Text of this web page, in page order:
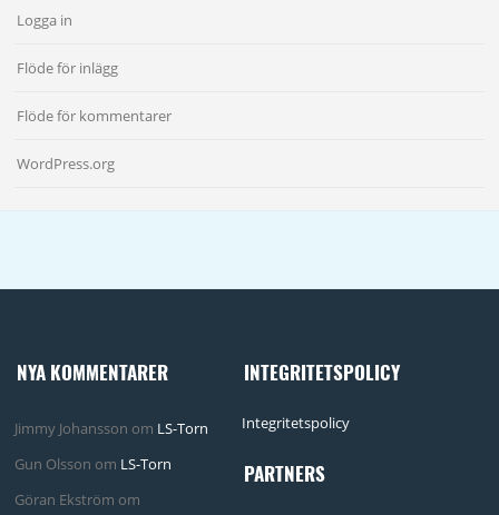
Logga in
Flöde för inlägg
Flöde för kommentarer
WordPress.org
NYA KOMMENTARER
Jimmy Johansson om LS-Torn
Gun Olsson om LS-Torn
Göran Ekström om
INTEGRITETSPOLICY
Integritetspolicy
PARTNERS